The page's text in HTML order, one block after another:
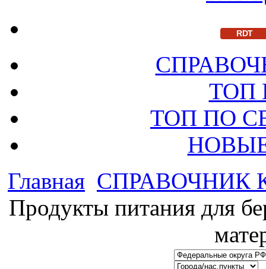
RDT
ТОП
ТОП ПО
Главная СПРАВОЧНИК
Продукты питания для